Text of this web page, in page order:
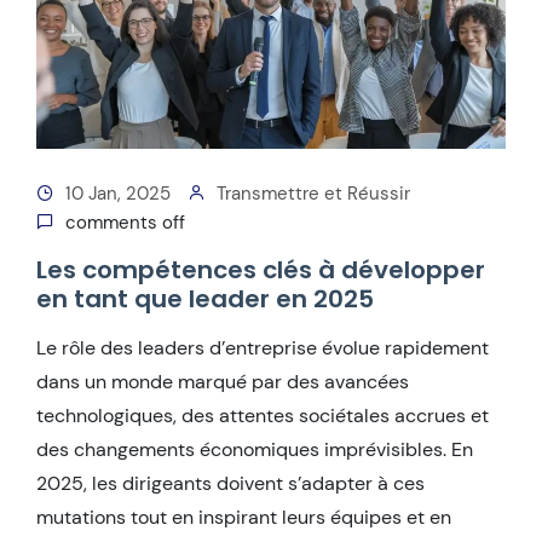
10 Jan, 2025
Transmettre et Réussir
comments off
Les compétences clés à développer
en tant que leader en 2025
Le rôle des leaders d’entreprise évolue rapidement
dans un monde marqué par des avancées
technologiques, des attentes sociétales accrues et
des changements économiques imprévisibles. En
2025, les dirigeants doivent s’adapter à ces
mutations tout en inspirant leurs équipes et en